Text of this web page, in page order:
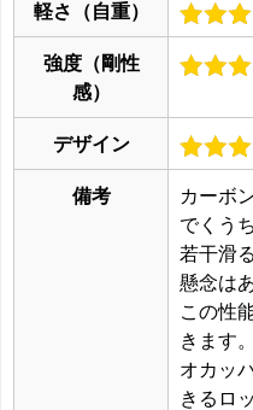
軽さ（自重）
強度（剛性
感）
デザイン
備考
カーボ
でくう
若干滑
懸念は
この性
きます。
オカッ
きるロ